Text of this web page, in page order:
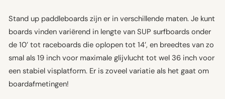
Stand up paddleboards zijn er in verschillende maten. Je kunt
boards vinden variërend in lengte van SUP surfboards onder
de 10’ tot raceboards die oplopen tot 14’, en breedtes van zo
smal als 19 inch voor maximale glijvlucht tot wel 36 inch voor
een stabiel visplatform. Er is zoveel variatie als het gaat om
boardafmetingen!